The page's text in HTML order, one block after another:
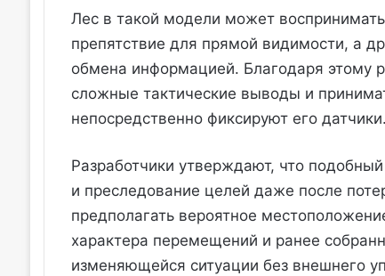
Лес в такой модели может
препятствие для прямой видимости, а
обмена информацией. Благодаря этому
сложные тактические выводы и
непосредственно фиксируют его датчики.
Разработчики утверждают, что
и преследование целей даже после
предполагать вероятное
характера перемещений и ранее
изменяющейся ситуации без внешнего